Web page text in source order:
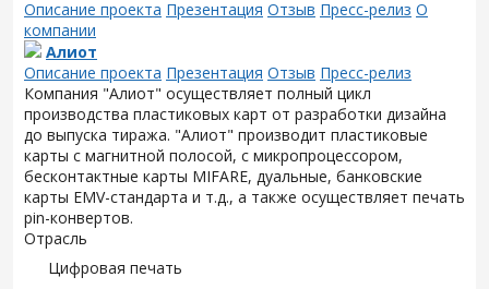
Описание проекта Презентация Отзыв Пресс-релиз О
компании
Алиот
Описание проекта Презентация Отзыв Пресс-релиз
Компания "Алиот" осуществляет полный цикл
производства пластиковых карт от разработки дизайна
до выпуска тиража. "Алиот" производит пластиковые
карты с магнитной полосой, с микропроцессором,
бесконтактные карты MIFARE, дуальные, банковские
карты EMV-стандарта и т.д., а также осуществляет печать
pin-конвертов.
Отрасль
Цифровая печать